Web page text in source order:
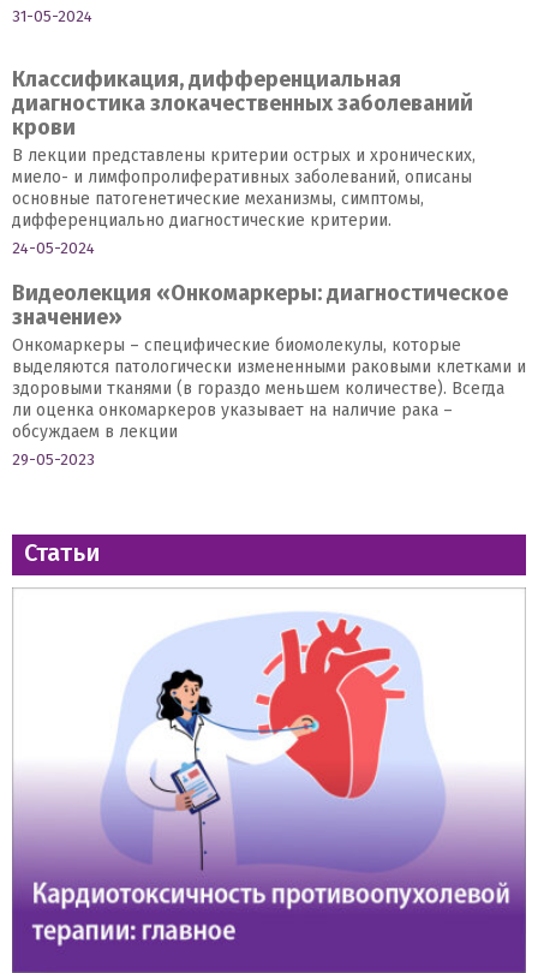
31-05-2024
Классификация, дифференциальная
диагностика злокачественных заболеваний
крови
В лекции представлены критерии острых и хронических,
миело- и лимфопролиферативных заболеваний, описаны
основные патогенетические механизмы, симптомы,
дифференциально диагностические критерии.
24-05-2024
Видеолекция «Онкомаркеры: диагностическое
значение»
Онкомаркеры – специфические биомолекулы, которые
выделяются патологически измененными раковыми клетками и
здоровыми тканями (в гораздо меньшем количестве). Всегда
ли оценка онкомаркеров указывает на наличие рака –
обсуждаем в лекции
29-05-2023
Статьи